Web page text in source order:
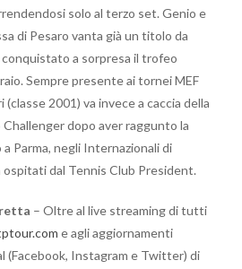
solo al terzo set. Genio e
di Pesaro vanta già un titolo da
a sorpresa il trofeo
Sempre presente ai tornei MEF
2001) va invece a caccia della
Challenger dopo aver raggunto la
a Parma, negli Internazionali di
ospitati dal Tennis Club President.
– Oltre al live streaming di tutti
e agli aggiornamenti
(Facebook, Instagram e Twitter) di